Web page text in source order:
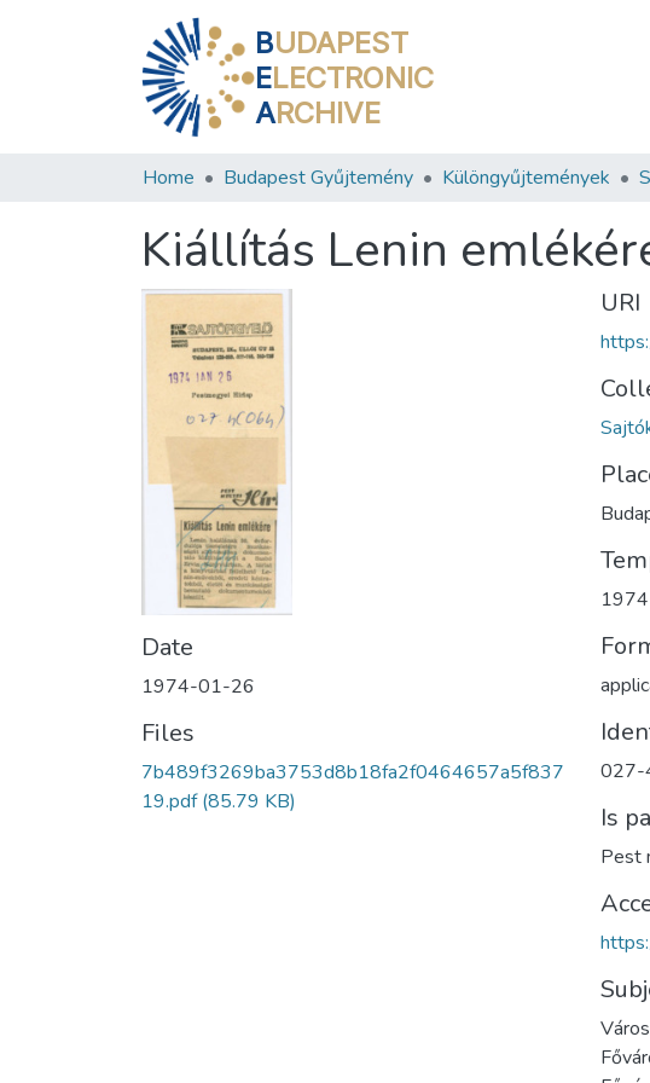
BUDAPEST
ELECTRONIC
ARCHIVE
Home Budapest Gyűjtemény Különgyűjtemények
Kiállítás Lenin
Date
1974-01-26
Files
7b489f3269ba3753d8b18fa2f0464657a5f837
19.pdf(85.79 KB)
URI
1974
027-
Is
Pest